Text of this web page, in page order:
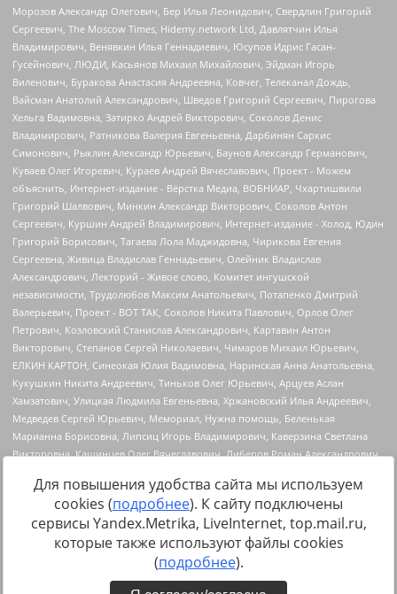
Источник:https://minjust.gov.ru/uploaded/files/reestr-
inostrannyih-agentov-22-03-2024.pdfданные на22.03.2024
Для повышения удобства сайта мы используем
cookies (подробнее). К сайту подключены
сервисы Yandex.Metrika, LiveInternet, top.mail.ru,
которые также используют файлы cookies
(подробнее).